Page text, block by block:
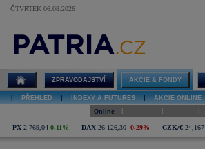
ČTVRTEK 06.08.2026
Ambra online
ZPRAVODAJSTVÍ AKCIE & FONDY
PŘEHLED INDEXY A FUTURES AKCIE ONLINE
Online
PX 2 769,04 0,11% DAX 26 126,30 -0,29% CZK/€ 24,167